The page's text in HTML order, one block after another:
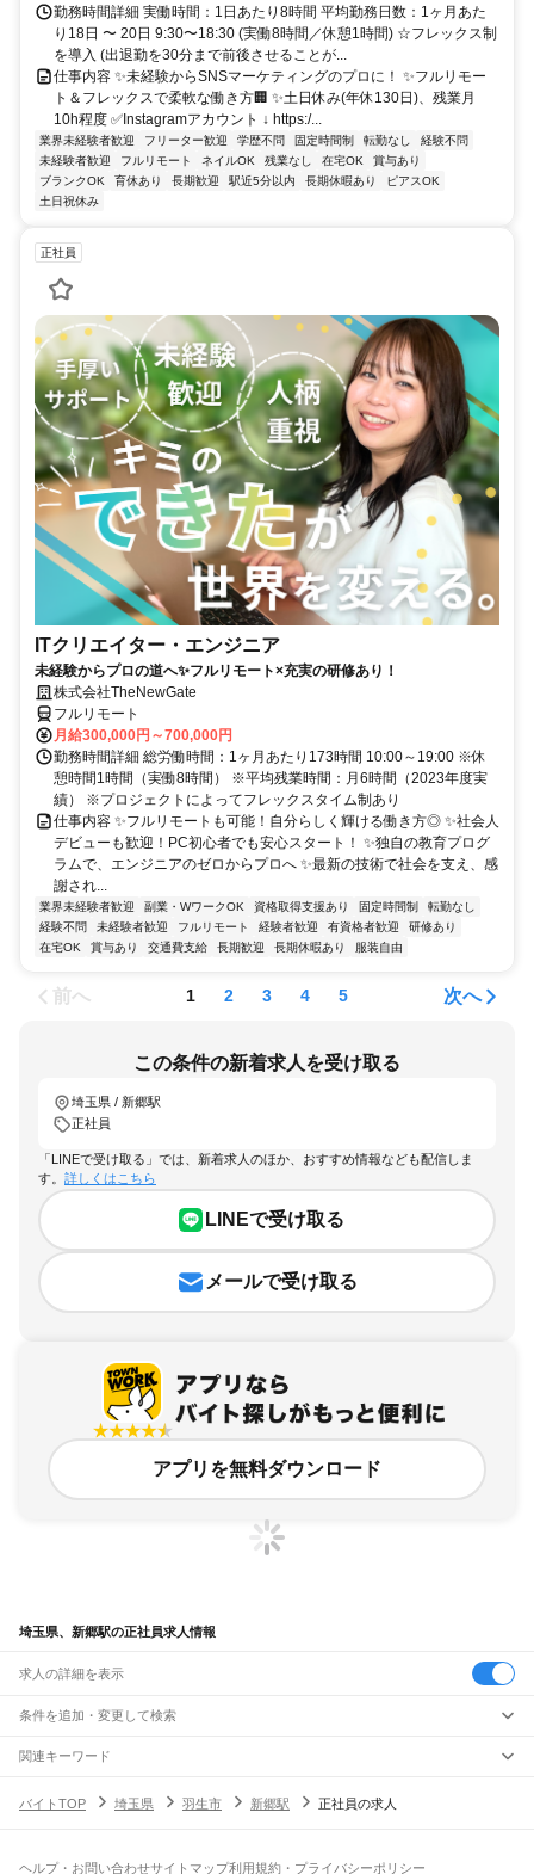
勤務時間詳細 実働時間：1日あたり8時間 平均勤務日数：1ヶ月あた
り18日 〜 20日 9:30〜18:30 (実働8時間／休憩1時間) ☆フレックス制
を導入 (出退勤を30分まで前後させることが...
仕事内容 ✨未経験からSNSマーケティングのプロに！ ✨フルリモー
ト＆フレックスで柔軟な働き方🏢 ✨土日休み(年休130日)、残業月
10h程度 ✅Instagramアカウント ↓ https:/...
業界未経験者歓迎 フリーター歓迎 学歴不問 固定時間制 転勤なし
経験不問
未経験者歓迎
フルリモート ネイルOK 残業なし 在宅OK
賞与あり
ブランクOK
育休あり 長期歓迎 駅近5分以内 長期休暇あり
ピアスOK
土日祝休み
正社員
ITクリエイター・エンジニア
未経験からプロの道へ✨フルリモート×充実の研修あり！
株式会社TheNewGate
フルリモート
月給300,000円～700,000円
勤務時間詳細 総労働時間：1ヶ月あたり173時間 10:00～19:00 ※休
憩時間1時間（実働8時間） ※平均残業時間：月6時間（2023年度実
績） ※プロジェクトによってフレックスタイム制あり
仕事内容 ✨フルリモートも可能！自分らしく輝ける働き方◎ ✨社会人
デビューも歓迎！PC初心者でも安心スタート！ ✨独自の教育プログ
ラムで、エンジニアのゼロからプロへ ✨最新の技術で社会を支え、感
謝され...
業界未経験者歓迎 副業・WワークOK 資格取得支援あり 固定時間制
転勤なし
経験不問
未経験者歓迎 フルリモート 経験者歓迎 有資格者歓迎
研修あり
在宅OK
賞与あり 交通費支給 長期歓迎 長期休暇あり 服装自由
前へ 1 2 3 4 5 次へ
この条件の新着求人を受け取る
埼玉県 / 新郷駅
正社員
「LINEで受け取る」では、新着求人のほか、おすすめ情報なども配信しま
す。 詳しくはこちら
LINEで受け取る
メールで受け取る
アプリを無料ダウンロード
埼玉県、新郷駅の正社員求人情報
求人の詳細を表示
条件を追加・変更して検索
市区町村を追加・変更
埼玉県すべて
駅を追加・変更
東所沢駅新座駅 北朝霞駅 西浦和駅武蔵浦和駅 南浦和駅 東浦和駅
飲食・フードサービス
関連キーワード
バイトTOP
埼玉県 羽生市 新郷駅 正社員の求人
ヘルプ・お問い合わせサイトマップ利用規約・プライバシーポリシー